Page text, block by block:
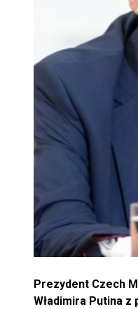
Prezydent Czech
Władimira Putina